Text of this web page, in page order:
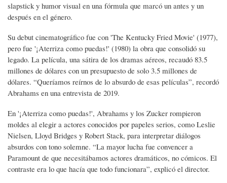
slapstick y humor visual en una fórmula que marcó un antes y un
después en el género.
Su debut cinematográfico fue con 'The Kentucky Fried Movie' (1977),
pero fue '¡Aterriza como puedas!' (1980) la obra que consolidó su
legado. La película, una sátira de los dramas aéreos, recaudó 83.5
millones de dólares con un presupuesto de solo 3.5 millones de
dólares. “Queríamos reírnos de lo absurdo de esas películas”, recordó
Abrahams en una entrevista de 2019.
En '¡Aterriza como puedas!', Abrahams y los Zucker rompieron
moldes al elegir a actores conocidos por papeles serios, como Leslie
Nielsen, Lloyd Bridges y Robert Stack, para interpretar diálogos
absurdos con tono solemne. “La mayor lucha fue convencer a
Paramount de que necesitábamos actores dramáticos, no cómicos. El
contraste era lo que hacía que todo funcionara”, explicó el director.